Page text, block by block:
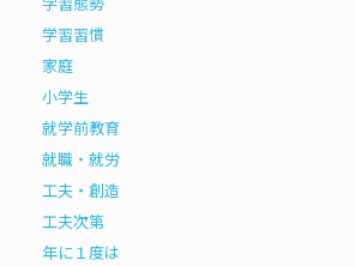
学習習慣
家庭
小学生
就学前教育
就職・就労
工夫・創造
工夫次第
年に１度は